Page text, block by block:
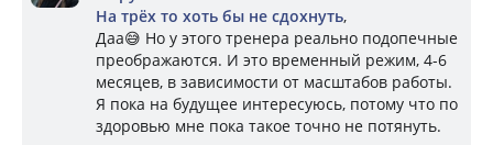
На трёх то хоть бы не сдохнуть,
Даа😅 Но у этого тренера реально подопечные
преображаются. И это временный режим, 4-6
месяцев, в зависимости от масштабов работы.
Я пока на будущее интересуюсь, потому что по
здоровью мне пока такое точно не потянуть.